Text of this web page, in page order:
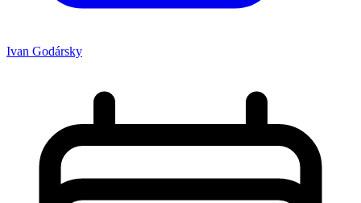
Ivan Godársky